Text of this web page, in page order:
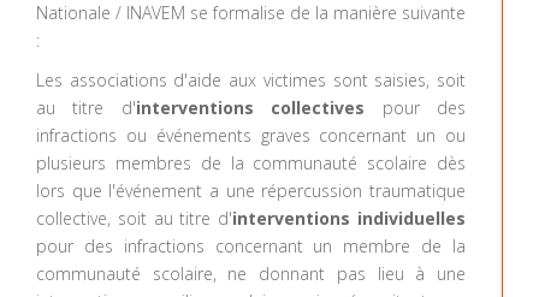
Nationale / INAVEM se formalise de la manière suivante
:
Les associations d'aide aux victimes sont saisies, soit
au titre d'interventions collectives pour des
infractions ou événements graves concernant un ou
plusieurs membres de la communauté scolaire dès
lors que l'événement a une répercussion traumatique
collective, soit au titre d'interventions individuelles
pour des infractions concernant un membre de la
communauté scolaire, ne donnant pas lieu à une